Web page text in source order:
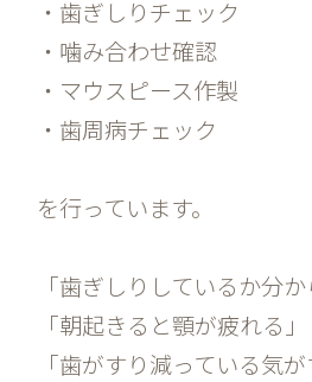
・歯ぎしりチェック
・噛み合わせ確認
・マウスピース作製
・歯周病チェック
を行っています。
「歯ぎしりしているか分か
「朝起きると顎が疲れる」
「歯がすり減っている気が